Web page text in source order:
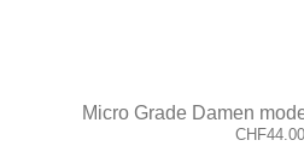
Micro Grade Damen
CHF44.00